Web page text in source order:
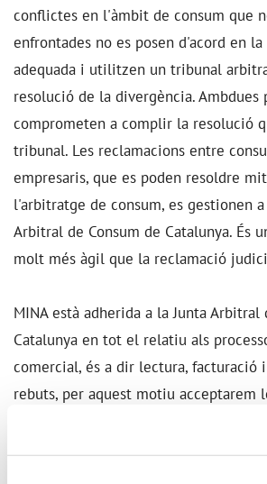
conflictes en l'àmbit de consum que
enfrontades no es posen d'acord en
adequada i utilitzen un tribunal
resolució de la divergència. Ambdues
comprometen a complir la resolució
tribunal. Les reclamacions entre
empresaris, que es poden resoldre
l'arbitratge de consum, es gestionen
Arbitral de Consum de Catalunya. És
molt més àgil que la reclamació
MINA està adherida a la Junta Arbitral
Catalunya en tot el relatiu als
comercial, és a dir lectura, facturació
rebuts, per aquest motiu acceptarem
d'arbitratge que els titulars d’una
proposar. Per a la tramitació d’un